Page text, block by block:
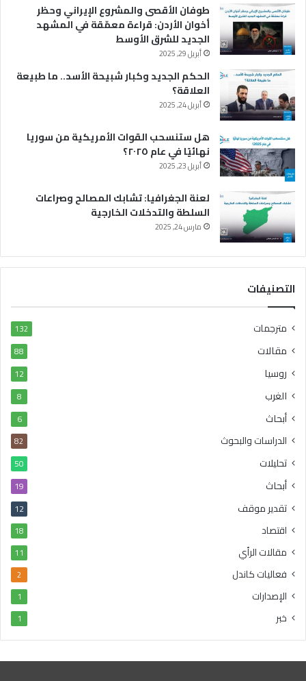
طوفان الأقصى والمشروع الإيراني وحظر
أخوان الأردن: قراءة معمّقة في المشهد
الجديد للشرق الأوسط
أبريل 29, 2025
الحكم الجديد وكبار شبيحة الأسد.. ما طبيعة
العلاقة؟
أبريل 24, 2025
هل ستنسحب القوات الأمريكية من سوريا
نهائيًا في عام ٢٠٢٥؟
أبريل 23, 2025
لعنة الجغرافيا: تشابك المصالح وصراعات
السلطة والتدخلات الخارجية
مارس 24, 2025
التصنيفات
مترجمات 132
مقالات 88
روسيا 12
الغرب 8
أبحاث 6
الدراسات والبحوث 82
تحليلات 50
أبحاث 19
تقدير موقف 12
اقتصاد 18
مقالات الرأي 11
فعاليات كاندل 2
الإصدارات 1
خبر 1